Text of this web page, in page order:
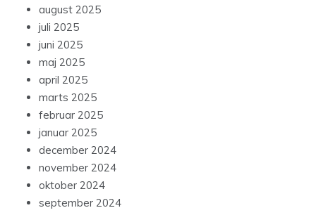
august 2025
juli 2025
juni 2025
maj 2025
april 2025
marts 2025
februar 2025
januar 2025
december 2024
november 2024
oktober 2024
september 2024